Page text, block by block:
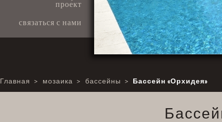
прое́кт
связаться с нами
Главная > мозаика > бассейны > Бассейн «Орхидея»